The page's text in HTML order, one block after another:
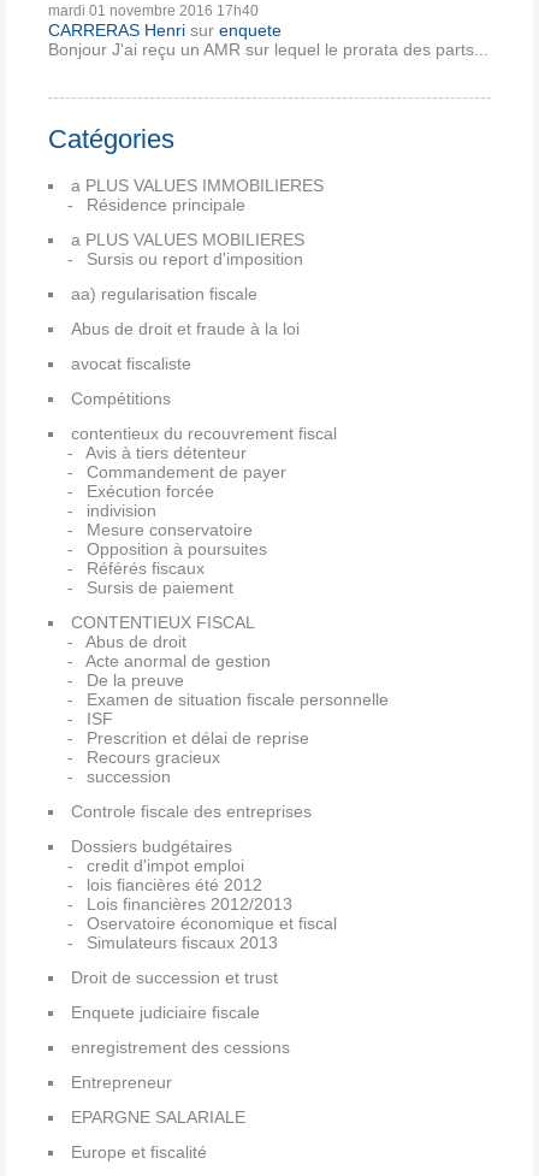
mardi 01 novembre 2016 17h40
CARRERAS Henri sur enquete
Bonjour J'ai reçu un AMR sur lequel le prorata des parts...
Catégories
a PLUS VALUES IMMOBILIERES
Résidence principale
a PLUS VALUES MOBILIERES
Sursis ou report d'imposition
aa) regularisation fiscale
Abus de droit et fraude à la loi
avocat fiscaliste
Compétitions
contentieux du recouvrement fiscal
Avis à tiers détenteur
Commandement de payer
Exécution forcée
indivision
Mesure conservatoire
Opposition à poursuites
Référés fiscaux
Sursis de paiement
CONTENTIEUX FISCAL
Abus de droit
Acte anormal de gestion
De la preuve
Examen de situation fiscale personnelle
ISF
Prescrition et délai de reprise
Recours gracieux
succession
Controle fiscale des entreprises
Dossiers budgétaires
credit d'impot emploi
lois fiancières été 2012
Lois financières 2012/2013
Oservatoire économique et fiscal
Simulateurs fiscaux 2013
Droit de succession et trust
Enquete judiciaire fiscale
enregistrement des cessions
Entrepreneur
EPARGNE SALARIALE
Europe et fiscalité